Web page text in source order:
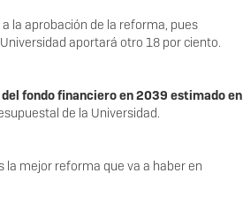
la aprobación de la reforma, pues
aportará otro 18 por ciento.
fondo financiero en 2039 estimado en
de la Universidad.
la mejor reforma que va a haber en